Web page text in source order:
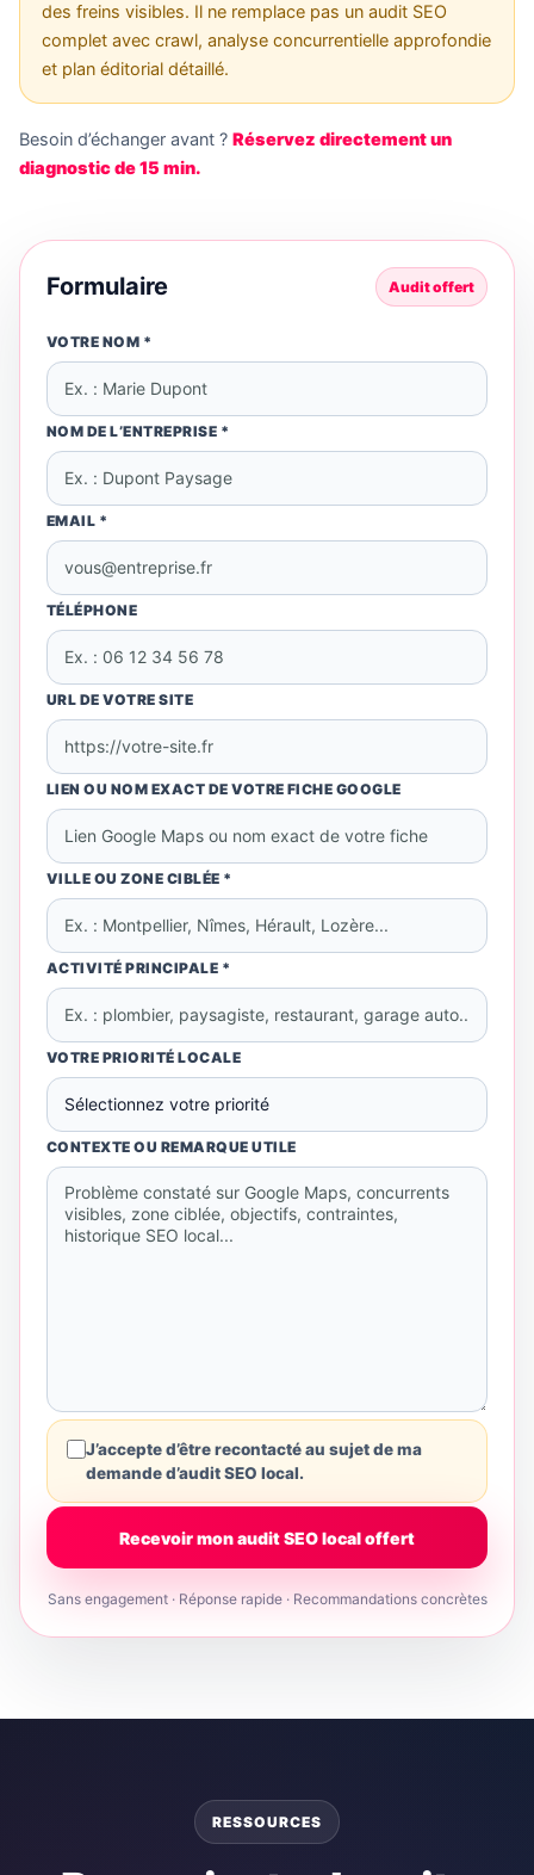
des freins visibles. Il ne remplace pas un audit SEO
complet avec crawl, analyse concurrentielle approfondie
et plan éditorial détaillé.
Besoin d’échanger avant ? Réservez directement un
diagnostic de 15 min.
Formulaire Audit offert
VOTRE NOM *
NOM DE L’ENTREPRISE *
EMAIL *
TÉLÉPHONE
URL DE VOTRE SITE
LIEN OU NOM EXACT DE VOTRE FICHE GOOGLE
VILLE OU ZONE CIBLÉE *
ACTIVITÉ PRINCIPALE *
VOTRE PRIORITÉ LOCALE
CONTEXTE OU REMARQUE UTILE
J’accepte d’être recontacté au sujet de ma
demande d’audit SEO local.
Sans engagement · Réponse rapide · Recommandations concrètes
RESSOURCES